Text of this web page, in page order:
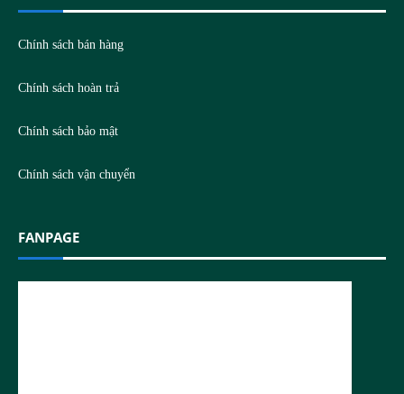
Chính sách bán hàng
Chính sách hoàn trả
Chính sách bảo mật
Chính sách vận chuyển
FANPAGE